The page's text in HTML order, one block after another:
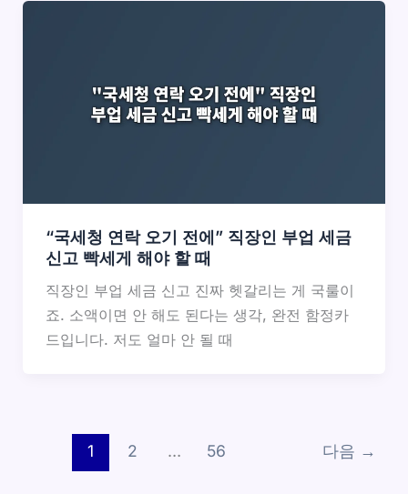
“국세청 연락 오기 전에” 직장인 부업 세금
신고 빡세게 해야 할 때
직장인 부업 세금 신고 진짜 헷갈리는 게 국룰이
죠. 소액이면 안 해도 된다는 생각, 완전 함정카
드입니다. 저도 얼마 안 될 때
1 2 … 56 다음 →